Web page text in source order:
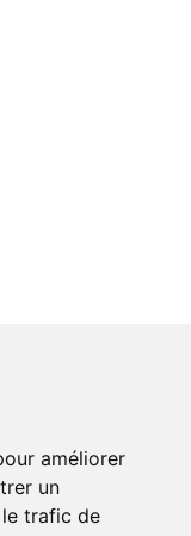
améliorer
un
trafic de